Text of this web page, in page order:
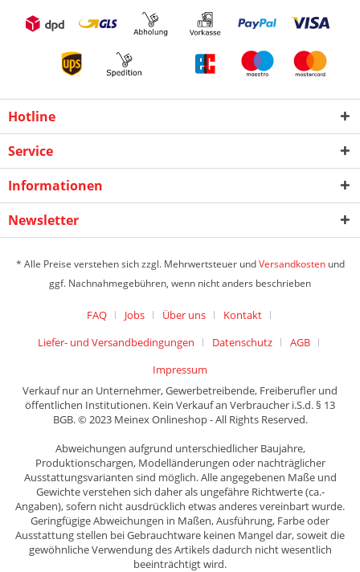
Hotline
Service
Informationen
Newsletter
* Alle Preise verstehen sich zzgl. Mehrwertsteuer undVersandkostenund
ggf. Nachnahmegebühren, wenn nicht anders beschrieben
FAQ Jobs Über uns
Kontakt
Liefer- und Versandbedingungen
Datenschutz
AGB
Impressum
Verkauf nur an Unternehmer, Gewerbetreibende, Freiberufler und
öffentlichen Institutionen. Kein Verkauf an Verbraucher i.S.d. § 13
BGB. © 2023 Meinex Onlineshop - All Rights Reserved.
Abweichungen aufgrund unterschiedlicher Baujahre,
Produktionschargen, Modelländerungen oder nachträglicher
Ausstattungsvarianten sind möglich. Alle angegebenen Maße und
Gewichte verstehen sich daher als ungefähre Richtwerte (ca.-
Angaben), sofern nicht ausdrücklich etwas anderes vereinbart wurde.
Geringfügige Abweichungen in Maßen, Ausführung, Farbe oder
Ausstattung stellen bei Gebrauchtware keinen Mangel dar, soweit die
gewöhnliche Verwendung des Artikels dadurch nicht wesentlich
beeinträchtigt wird.